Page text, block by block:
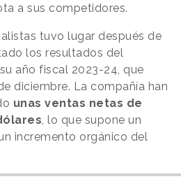
a sus competidores.
tuvo lugar después de
los resultados del
año fiscal 2023-24, que
diciembre. La compañía han
unas ventas netas de
, lo que supone un
incremento orgánico del